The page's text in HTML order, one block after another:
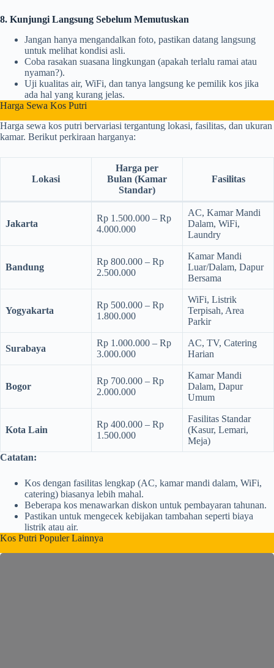
8. Kunjungi Langsung Sebelum Memutuskan
Jangan hanya mengandalkan foto, pastikan datang langsung
untuk melihat kondisi asli.
Coba rasakan suasana lingkungan (apakah terlalu ramai atau
nyaman?).
Uji kualitas air, WiFi, dan tanya langsung ke pemilik kos jika
ada hal yang kurang jelas.
Harga Sewa Kos Putri
Harga sewa kos putri bervariasi tergantung lokasi, fasilitas, dan ukuran
kamar. Berikut perkiraan harganya:
Lokasi
Harga per
Bulan (Kamar
Standar)
Fasilitas
Jakarta
Rp 1.500.000 – Rp
4.000.000
AC, Kamar Mandi
Dalam, WiFi,
Laundry
Bandung
Rp 800.000 – Rp
2.500.000
Kamar Mandi
Luar/Dalam, Dapur
Bersama
Yogyakarta
Rp 500.000 – Rp
1.800.000
WiFi, Listrik
Terpisah, Area
Parkir
Surabaya
Rp 1.000.000 – Rp
3.000.000
AC, TV, Catering
Harian
Bogor
Rp 700.000 – Rp
2.000.000
Kamar Mandi
Dalam, Dapur
Umum
Kota Lain
Rp 400.000 – Rp
1.500.000
Fasilitas Standar
(Kasur, Lemari,
Meja)
Catatan:
Kos dengan fasilitas lengkap (AC, kamar mandi dalam, WiFi,
catering) biasanya lebih mahal.
Beberapa kos menawarkan diskon untuk pembayaran tahunan.
Pastikan untuk mengecek kebijakan tambahan seperti biaya
listrik atau air.
Kos Putri Populer Lainnya